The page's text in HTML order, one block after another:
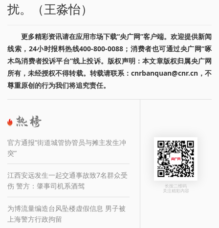
扰。（王淼怡）
更多精彩资讯请在应用市场下载“央广网”客户端。欢迎提供新闻
线索，24小时报料热线400-800-0088；消费者也可通过央广网“啄
木鸟消费者投诉平台”线上投诉。版权声明：本文章版权归属央广网
所有，未经授权不得转载。转载请联系：cnrbanquan@cnr.cn，不
尊重原创的行为我们将追究责任。
官方通报“街道城管协管员与摊主发生冲
突”
江西安远发生一起交通事故致7名群众受
伤 警方：肇事司机系酒驾
为博流量编造台风坠楼虚假信息 男子被
上海警方行政拘留
长按二维码
关注精彩内容